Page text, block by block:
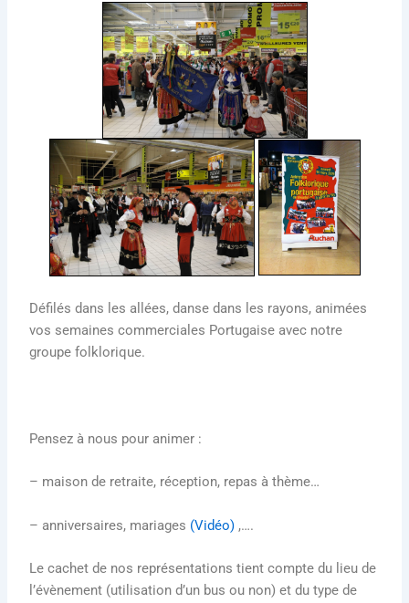
Défilés dans les allées, danse dans les rayons, animées
vos semaines commerciales Portugaise avec notre
groupe folklorique.
Pensez à nous pour animer :
– maison de retraite, réception, repas à thème…
– anniversaires, mariages (Vidéo) ,….
Le cachet de nos représentations tient compte du lieu de
l’évènement (utilisation d’un bus ou non) et du type de